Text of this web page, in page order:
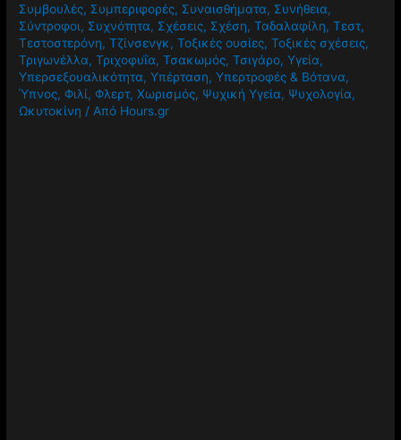
Συμβουλές, Συμπεριφορές, Συναισθήματα, Συνήθεια,
Σύντροφοι, Συχνότητα, Σχέσεις, Σχέση,Ταδαλαφίλη,Τεστ,
Τεστοστερόνη,Τζίνσενγκ,Τοξικές ουσίες,Τοξικές σχέσεις,
Τριγωνέλλα,Τριχοφυΐα,Τσακωμός,Τσιγάρο,Υγεία,
Υπερσεξουαλικότητα,Υπέρταση,Υπερτροφές & Βότανα,
Ύπνος,Φιλί,Φλερτ,Χωρισμός, Ψυχική Υγεία, Ψυχολογία,
Ωκυτοκίνη / Από Hours.gr